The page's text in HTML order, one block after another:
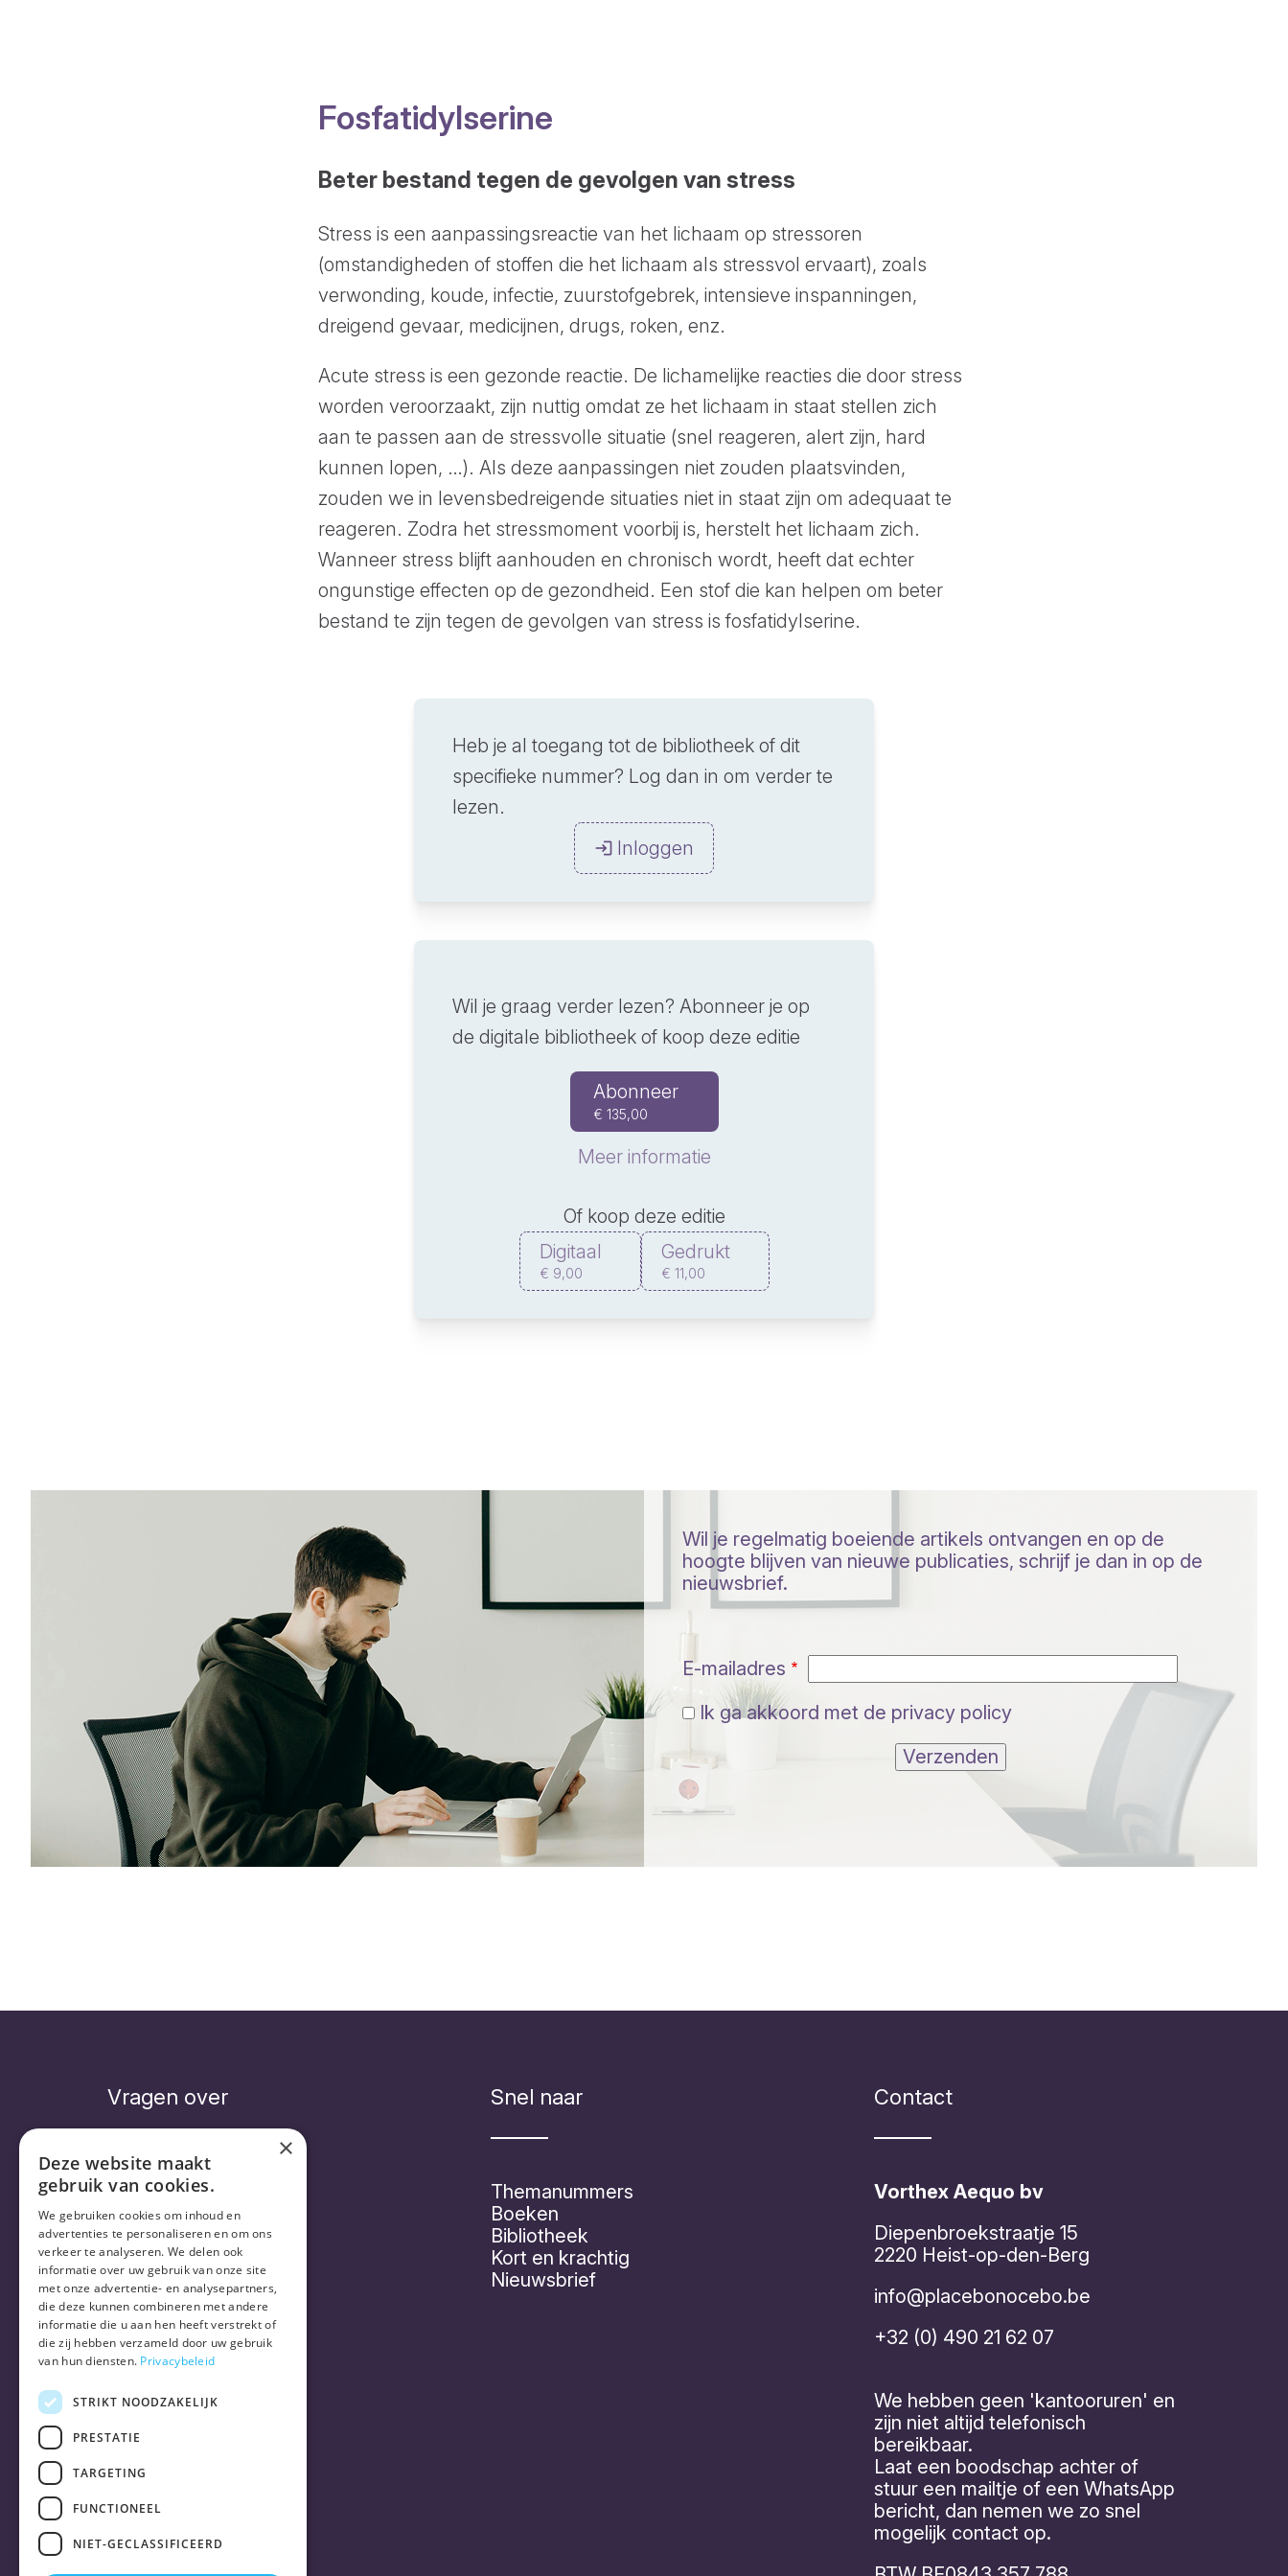
Fosfatidylserine
Beter bestand tegen de gevolgen van stress
Stress is een aanpassingsreactie van het lichaam op stressoren
(omstandigheden of stoffen die het lichaam als stressvol ervaart), zoals
verwonding, koude, infectie, zuurstofgebrek, intensieve inspanningen,
dreigend gevaar, medicijnen, drugs, roken, enz.
Acute stress is een gezonde reactie. De lichamelijke reacties die door stress
worden veroorzaakt, zijn nuttig omdat ze het lichaam in staat stellen zich
aan te passen aan de stressvolle situatie (snel reageren, alert zijn, hard
kunnen lopen, …). Als deze aanpassingen niet zouden plaatsvinden,
zouden we in levensbedreigende situaties niet in staat zijn om adequaat te
reageren. Zodra het stressmoment voorbij is, herstelt het lichaam zich.
Wanneer stress blijft aanhouden en chronisch wordt, heeft dat echter
ongunstige effecten op de gezondheid. Een stof die kan helpen om beter
bestand te zijn tegen de gevolgen van stress is fosfatidylserine.
Heb je al toegang tot de bibliotheek of dit
specifieke nummer? Log dan in om verder te
lezen.
Inloggen
Wil je graag verder lezen? Abonneer je op
de digitale bibliotheek of koop deze editie
Abonneer
€ 135,00
Meer informatie
Of koop deze editie
€ 9,00
Digitaal
€ 11,00
Gedrukt
Wil je regelmatig boeiende artikels ontvangen en op de
hoogte blijven van nieuwe publicaties, schrijf je dan in op de
nieuwsbrief.
E-mailadres
Ik ga akkoord met de privacy policy
Verzenden
Vragen over
Veelgestelde vragen
Abonnement
Levering
Snel naar
Themanummers
Boeken
Bibliotheek
Kort en krachtig
Nieuwsbrief
Contact
Vorthex Aequo bv
Diepenbroekstraatje 15
2220 Heist-op-den-Berg
info@placebonocebo.be
+32 (0) 490 21 62 07
We hebben geen 'kantooruren' en
zijn niet altijd telefonisch
bereikbaar.
Laat een boodschap achter of
stuur een mailtje of een WhatsApp
bericht, dan nemen we zo snel
mogelijk contact op.
×
Deze website maakt
gebruik van cookies.
We gebruiken cookies om inhoud en
advertenties te personaliseren en om ons
verkeer te analyseren. We delen ook
informatie over uw gebruik van onze site
met onze advertentie- en analysepartners,
die deze kunnen combineren met andere
informatie die u aan hen heeft verstrekt of
die zij hebben verzameld door uw gebruik
van hun diensten. Privacybeleid
STRIKT NOODZAKELIJK
PRESTATIE
TARGETING
FUNCTIONEEL
NIET-GECLASSIFICEERD